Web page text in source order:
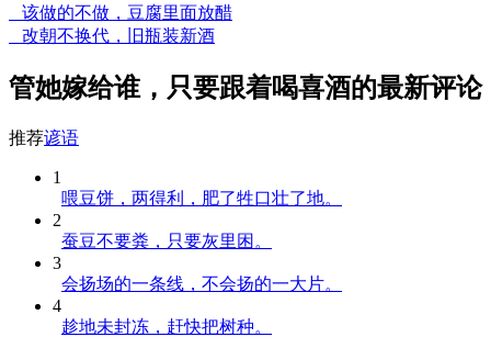
该做的不做，豆腐里面放醋
改朝不换代，旧瓶装新酒
管她嫁给谁，只要跟着喝喜酒的最新评论
推荐谚语
1
喂豆饼，两得利，肥了牲口壮了地。
2
蚕豆不要粪，只要灰里困。
3
会扬场的一条线，不会扬的一大片。
4
趁地未封冻，赶快把树种。